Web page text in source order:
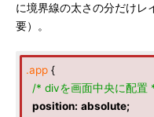
に境界線の太さの分だけレ
要）。
.app {
/* divを画面中央に配置
position: absolute;